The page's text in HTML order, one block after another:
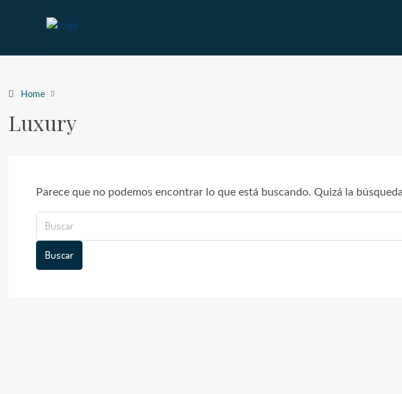
Home
Luxury
Parece que no podemos encontrar lo que está buscando. Quizá la
Buscar